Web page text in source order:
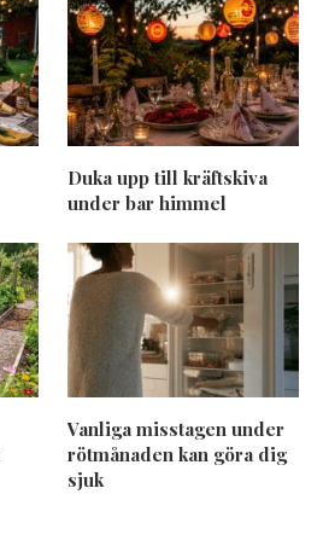
Duka upp till kräftskiva
under bar himmel
Vanliga misstagen under
rötmånaden kan göra dig
sjuk